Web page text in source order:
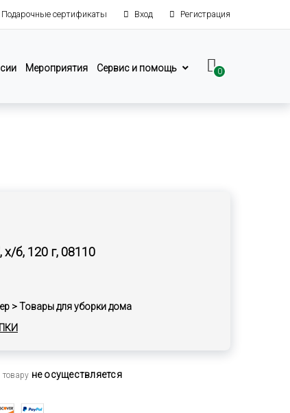
Подарочные сертификаты Вход Регистрация
Мероприятия Сервис и помощь 0
б, 120 г, 08110
> Товары для уборки дома
не осуществляется